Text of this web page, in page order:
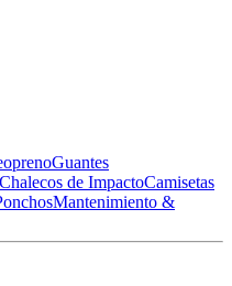
Guantes
Chalecos de ImpactoCamisetas
Mantenimiento &